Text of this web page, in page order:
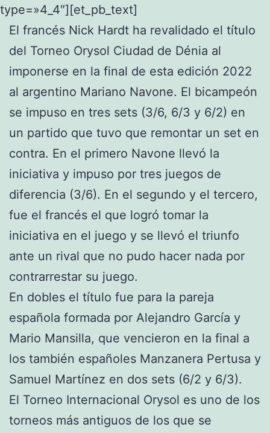
type=»4_4″][et_pb_text]
El francés Nick Hardt ha revalidado el título
del Torneo Orysol Ciudad de Dénia al
imponerse en la final de esta edición 2022
al argentino Mariano Navone. El bicampeón
se impuso en tres sets (3/6, 6/3 y 6/2) en
un partido que tuvo que remontar un set en
contra. En el primero Navone llevó la
iniciativa y impuso por tres juegos de
diferencia (3/6). En el segundo y el tercero,
fue el francés el que logró tomar la
iniciativa en el juego y se llevó el triunfo
ante un rival que no pudo hacer nada por
contrarrestar su juego.
En dobles el título fue para la pareja
española formada por Alejandro García y
Mario Mansilla, que vencieron en la final a
los también españoles Manzanera Pertusa y
Samuel Martínez en dos sets (6/2 y 6/3).
El Torneo Internacional Orysol es uno de los
torneos más antiguos de los que se